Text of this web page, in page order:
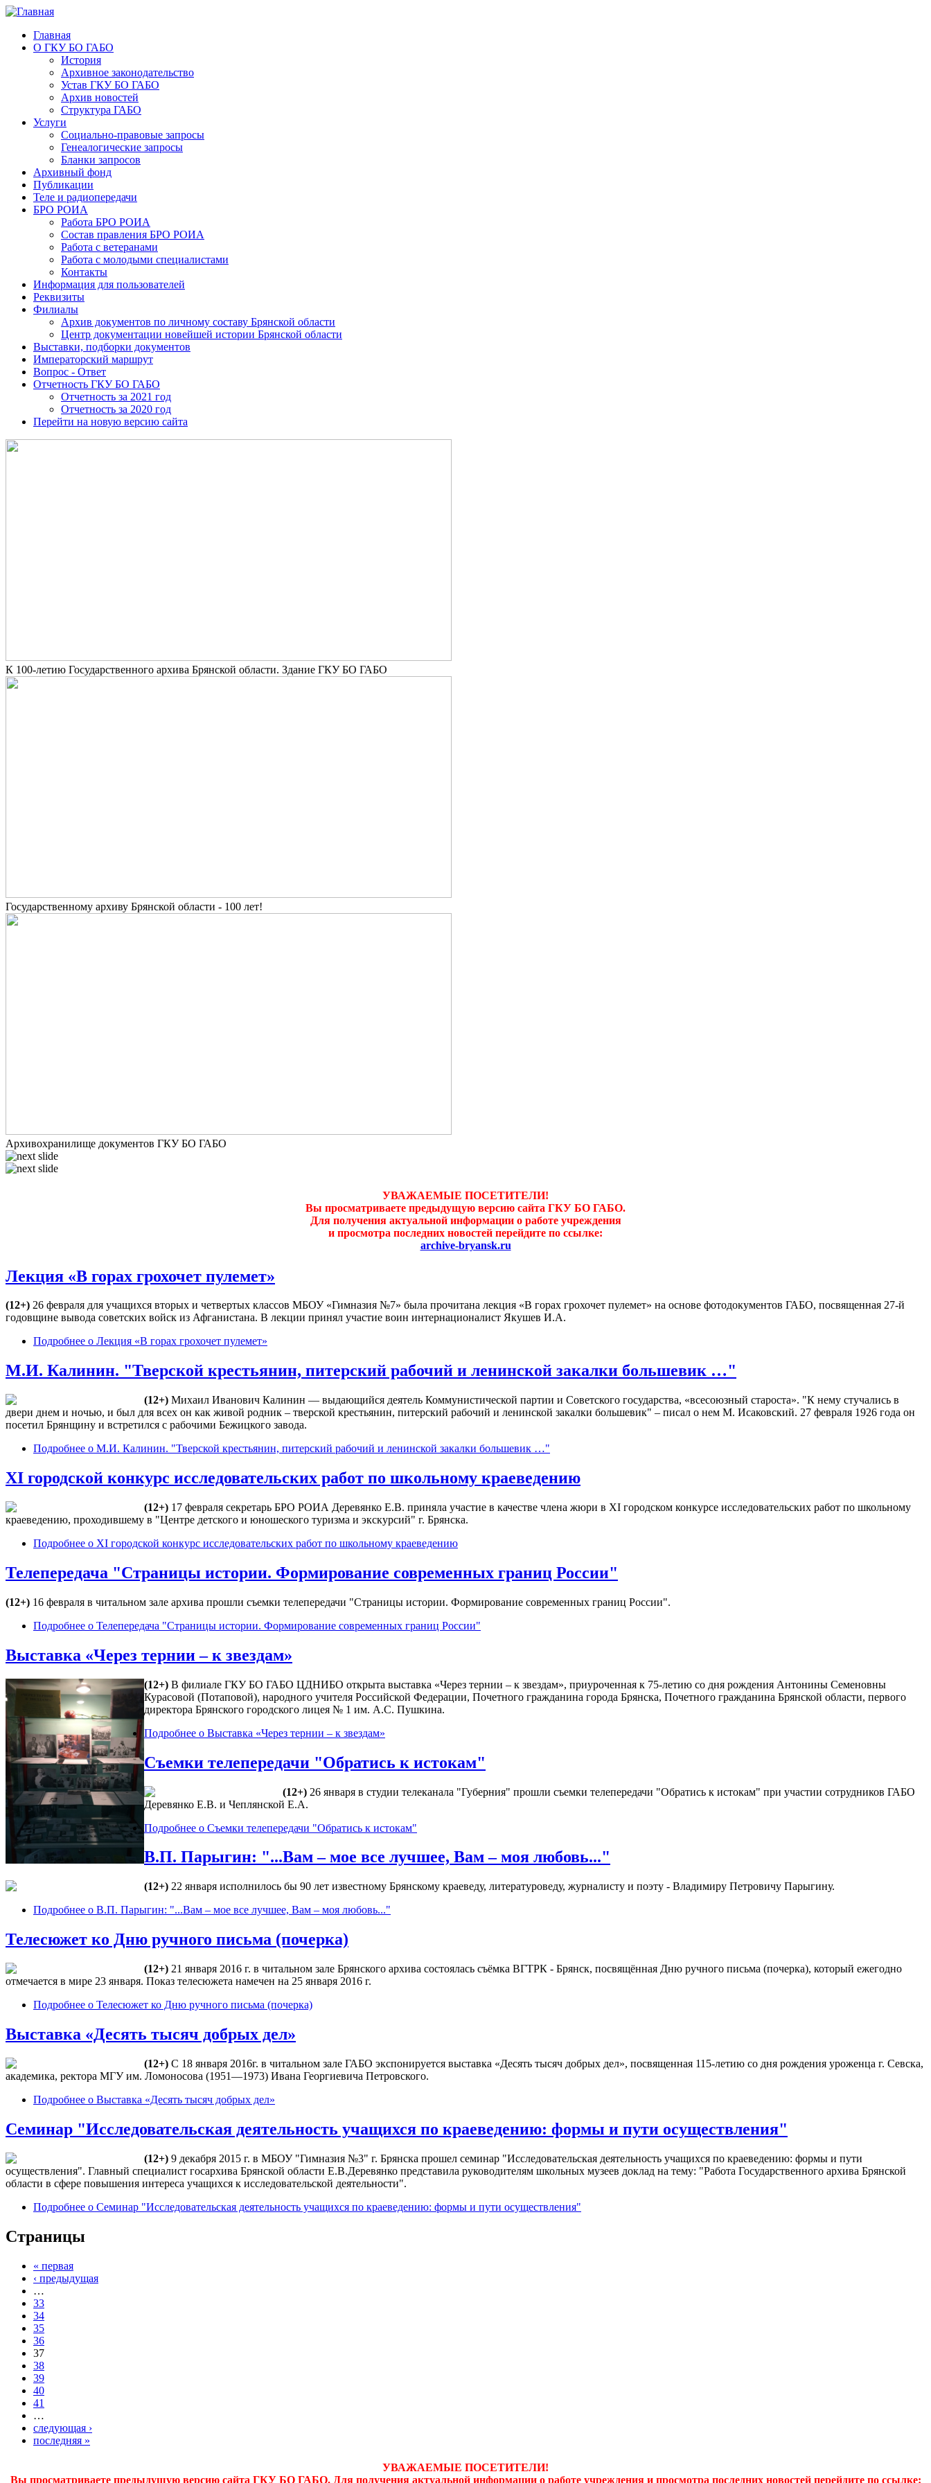
Главная
О ГКУ БО ГАБО
История
Архивное законодательство
Устав ГКУ БО ГАБО
Архив новостей
Структура ГАБО
Услуги
Социально-правовые запросы
Генеалогические запросы
Бланки запросов
Архивный фонд
Публикации
Теле и радиопередачи
БРО РОИА
Работа БРО РОИА
Состав правления БРО РОИА
Работа с ветеранами
Работа с молодыми специалистами
Контакты
Информация для пользователей
Реквизиты
Филиалы
Архив документов по личному составу Брянской области
Центр документации новейшей истории Брянской области
Выставки, подборки документов
Императорский маршрут
Вопрос - Ответ
Отчетность ГКУ БО ГАБО
Отчетность за 2021 год
Отчетность за 2020 год
Перейти на новую версию сайта
К 100-летию Государственного архива Брянской области. Здание ГКУ БО ГАБО
Государственному архиву Брянской области - 100 лет!
Архивохранилище документов ГКУ БО ГАБО
УВАЖАЕМЫЕ ПОСЕТИТЕЛИ!
Вы просматриваете предыдущую версию сайта ГКУ БО ГАБО.
Для получения актуальной информации о работе учреждения
и просмотра последних новостей перейдите по ссылке:
archive-bryansk.ru
Лекция «В горах грохочет пулемет»
(12+) 26 февраля для учащихся вторых и четвертых классов МБОУ «Гимназия №7» была прочитана лекция «В горах грохочет пулемет» на основе фотодокументов ГАБО, посвященная 27-й
годовщине вывода советских войск из Афганистана. В лекции принял участие воин интернационалист Якушев И.А.
Подробнее о Лекция «В горах грохочет пулемет»
М.И. Калинин. "Тверской крестьянин, питерский рабочий и ленинской закалки большевик …"
(12+) Михаил Иванович Калинин — выдающийся деятель Коммунистической партии и Советского государства, «всесоюзный староста». "К нему стучались в
двери днем и ночью, и был для всех он как живой родник – тверской крестьянин, питерский рабочий и ленинской закалки большевик" – писал о нем М. Исаковский. 27 февраля 1926 года он
посетил Брянщину и встретился с рабочими Бежицкого завода.
Подробнее о М.И. Калинин. "Тверской крестьянин, питерский рабочий и ленинской закалки большевик …"
XI городской конкурс исследовательских работ по школьному краеведению
(12+) 17 февраля секретарь БРО РОИА Деревянко Е.В. приняла участие в качестве члена жюри в XI городском конкурсе исследовательских работ по школьному
краеведению, проходившему в "Центре детского и юношеского туризма и экскурсий" г. Брянска.
Подробнее о XI городской конкурс исследовательских работ по школьному краеведению
Телепередача "Страницы истории. Формирование современных границ России"
(12+) 16 февраля в читальном зале архива прошли съемки телепередачи "Страницы истории. Формирование современных границ России".
Подробнее о Телепередача "Страницы истории. Формирование современных границ России"
Выставка «Через тернии – к звездам»
(12+) В филиале ГКУ БО ГАБО ЦДНИБО открыта выставка «Через тернии – к звездам», приуроченная к 75-летию со дня рождения Антонины Семеновны
Курасовой (Потаповой), народного учителя Российской Федерации, Почетного гражданина города Брянска, Почетного гражданина Брянской области, первого
директора Брянского городского лицея № 1 им. А.С. Пушкина.
Подробнее о Выставка «Через тернии – к звездам»
Съемки телепередачи "Обратись к истокам"
(12+) 26 января в студии телеканала "Губерния" прошли съемки телепередачи "Обратись к истокам" при участии сотрудников ГАБО
Деревянко Е.В. и Чеплянской Е.А.
Подробнее о Съемки телепередачи "Обратись к истокам"
В.П. Парыгин: "...Вам – мое все лучшее, Вам – моя любовь..."
(12+) 22 января исполнилось бы 90 лет известному Брянскому краеведу, литературоведу, журналисту и поэту - Владимиру Петровичу Парыгину.
Подробнее о В.П. Парыгин: "...Вам – мое все лучшее, Вам – моя любовь..."
Телесюжет ко Дню ручного письма (почерка)
(12+) 21 января 2016 г. в читальном зале Брянского архива состоялась съёмка ВГТРК - Брянск, посвящённая Дню ручного письма (почерка), который ежегодно
отмечается в мире 23 января. Показ телесюжета намечен на 25 января 2016 г.
Подробнее о Телесюжет ко Дню ручного письма (почерка)
Выставка «Десять тысяч добрых дел»
(12+) С 18 января 2016г. в читальном зале ГАБО экспонируется выставка «Десять тысяч добрых дел», посвященная 115-летию со дня рождения уроженца г. Севска,
академика, ректора МГУ им. Ломоносова (1951—1973) Ивана Георгиевича Петровского.
Подробнее о Выставка «Десять тысяч добрых дел»
Семинар "Исследовательская деятельность учащихся по краеведению: формы и пути осуществления"
(12+) 9 декабря 2015 г. в МБОУ "Гимназия №3" г. Брянска прошел семинар "Исследовательская деятельность учащихся по краеведению: формы и пути
осуществления". Главный специалист госархива Брянской области Е.В.Деревянко представила руководителям школьных музеев доклад на тему: "Работа Государственного архива Брянской
области в сфере повышения интереса учащихся к исследовательской деятельности".
Подробнее о Семинар "Исследовательская деятельность учащихся по краеведению: формы и пути осуществления"
Страницы
« первая
‹ предыдущая
…
33
34
35
36
37
38
39
40
41
…
следующая ›
последняя »
УВАЖАЕМЫЕ ПОСЕТИТЕЛИ!
Вы просматриваете предыдущую версию сайта ГКУ БО ГАБО. Для получения актуальной информации о работе учреждения и просмотра последних новостей перейдите по ссылке: